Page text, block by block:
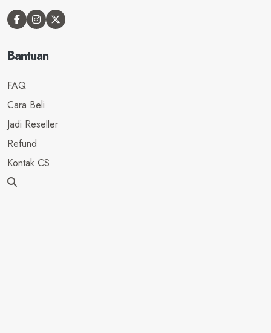
Bantuan
FAQ
Cara Beli
Jadi Reseller
Refund
Kontak CS